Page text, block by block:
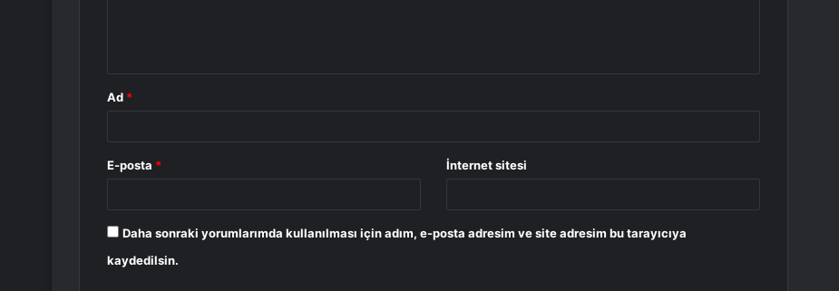
Ad *
E-posta * İnternet sitesi
Daha sonraki yorumlarımda kullanılması için adım, e-posta adresim ve site adresim bu tarayıcıya
kaydedilsin.